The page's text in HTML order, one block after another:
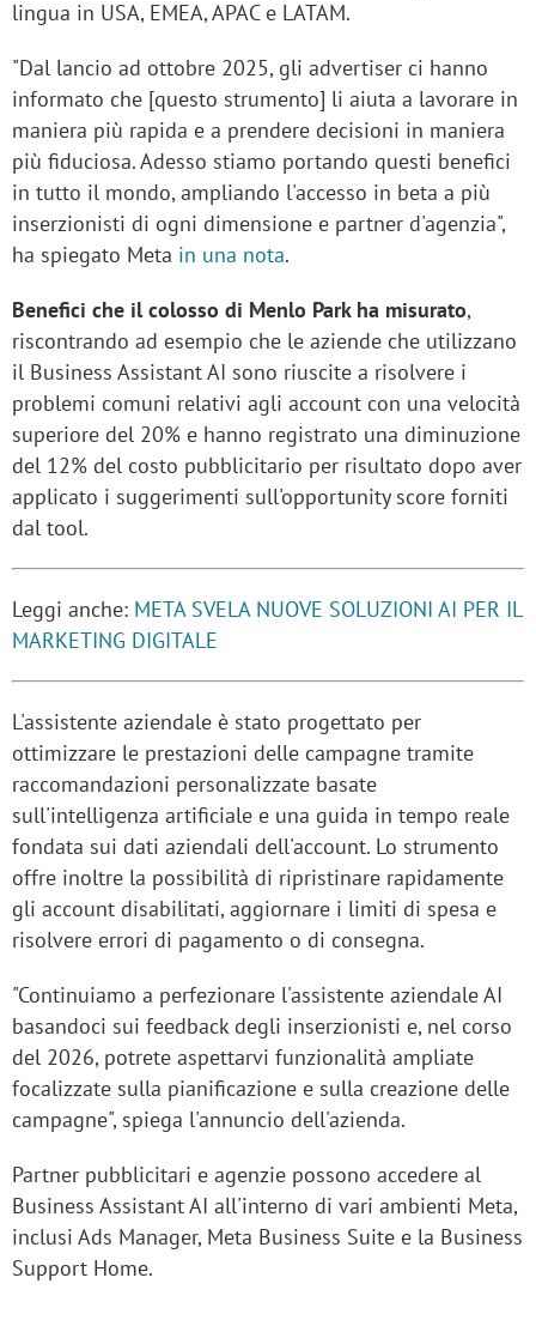
lingua in USA, EMEA, APAC e LATAM.
"Dal lancio ad ottobre 2025, gli advertiser ci hanno
informato che [questo strumento] li aiuta a lavorare in
maniera più rapida e a prendere decisioni in maniera
più fiduciosa. Adesso stiamo portando questi benefici
in tutto il mondo, ampliando l'accesso in beta a più
inserzionisti di ogni dimensione e partner d'agenzia",
ha spiegato Meta in una nota.
Benefici che il colosso di Menlo Park ha misurato,
riscontrando ad esempio che le aziende che utilizzano
il Business Assistant AI sono riuscite a risolvere i
problemi comuni relativi agli account con una velocità
superiore del 20% e hanno registrato una diminuzione
del 12% del costo pubblicitario per risultato dopo aver
applicato i suggerimenti sull'opportunity score forniti
dal tool.
Leggi anche: META SVELA NUOVE SOLUZIONI AI PER IL
MARKETING DIGITALE
L'assistente aziendale è stato progettato per
ottimizzare le prestazioni delle campagne tramite
raccomandazioni personalizzate basate
sull'intelligenza artificiale e una guida in tempo reale
fondata sui dati aziendali dell'account. Lo strumento
offre inoltre la possibilità di ripristinare rapidamente
gli account disabilitati, aggiornare i limiti di spesa e
risolvere errori di pagamento o di consegna.
"Continuiamo a perfezionare l'assistente aziendale AI
basandoci sui feedback degli inserzionisti e, nel corso
del 2026, potrete aspettarvi funzionalità ampliate
focalizzate sulla pianificazione e sulla creazione delle
campagne", spiega l'annuncio dell'azienda.
Partner pubblicitari e agenzie possono accedere al
Business Assistant AI all'interno di vari ambienti Meta,
inclusi Ads Manager, Meta Business Suite e la Business
Support Home.